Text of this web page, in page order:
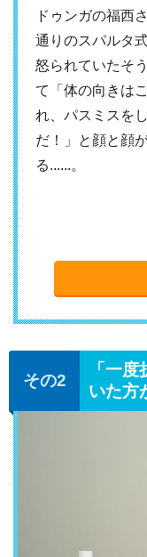
ドゥンガの福西
通りのスパルタ
怒られていたそ
て「体の向きは
れ、パスミスを
だ！」と顔と顔
る......。
「一
いた方